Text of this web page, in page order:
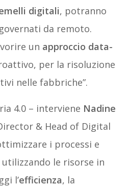
digitali, potranno
da remoto.
un approccio data-
per la risoluzione
nelle fabbriche”.
4.0 – interviene Nadine
& Head of Digital
i processi e
le risorse in
l’efficienza, la